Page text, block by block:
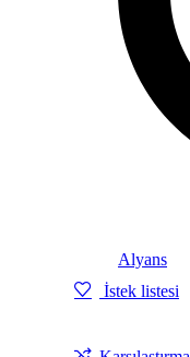
Alyans
İstek listesi